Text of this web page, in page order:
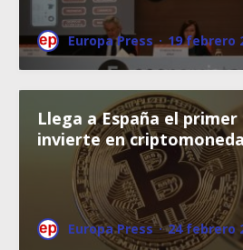
Europa Press · 19 febrero
Llega a España el
invierte en
Europa Press · 24 febrero